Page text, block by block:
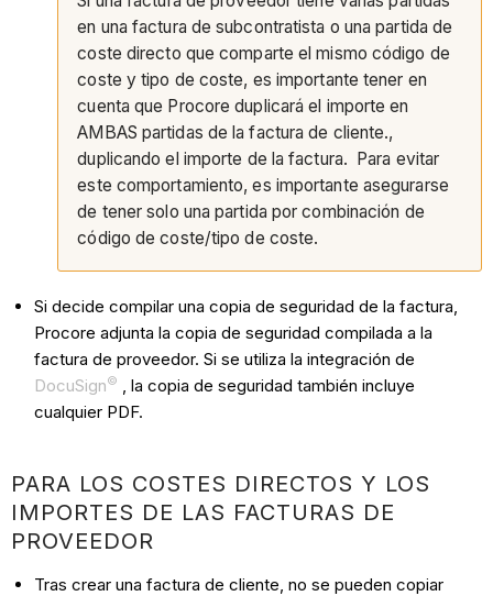
en una factura de subcontratista o una partida de
coste directo que comparte el mismo código de
coste y tipo de coste, es importante tener en
cuenta que Procore duplicará el importe en
AMBAS partidas de la factura de cliente.,
duplicando el importe de la factura. Para evitar
este comportamiento, es importante asegurarse
de tener solo una partida por combinación de
código de coste/tipo de coste.
Si decide compilar una copia de seguridad de la factura,
Procore adjunta la copia de seguridad compilada a la
factura de proveedor. Si se utiliza la integración de
DocuSign©
, la copia de seguridad también incluye
cualquier PDF.
PARA LOS COSTES DIRECTOS Y LOS
IMPORTES DE LAS FACTURAS DE
PROVEEDOR
Tras crear una factura de cliente, no se pueden copiar